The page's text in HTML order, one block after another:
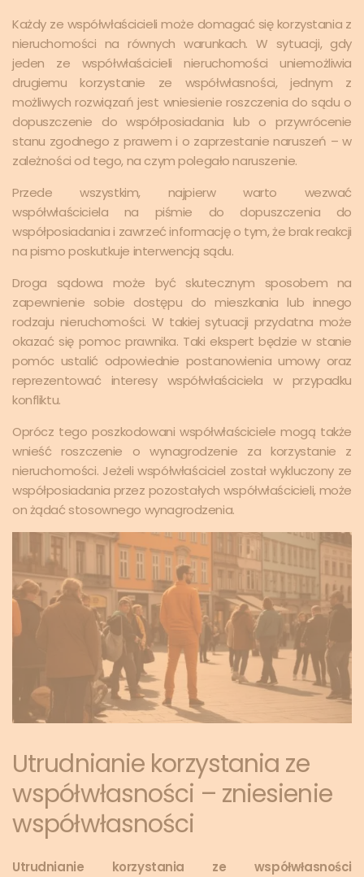
Każdy ze współwłaścicieli może domagać się korzystania z
nieruchomości na równych warunkach. W sytuacji, gdy
jeden ze współwłaścicieli nieruchomości uniemożliwia
drugiemu korzystanie ze współwłasności, jednym z
możliwych rozwiązań jest wniesienie roszczenia do sądu o
dopuszczenie do współposiadania lub o przywrócenie
stanu zgodnego z prawem i o zaprzestanie naruszeń – w
zależności od tego, na czym polegało naruszenie.
Przede wszystkim, najpierw warto wezwać
współwłaściciela na piśmie do dopuszczenia do
współposiadania i zawrzeć informację o tym, że brak reakcji
na pismo poskutkuje interwencją sądu.
Droga sądowa może być skutecznym sposobem na
zapewnienie sobie dostępu do mieszkania lub innego
rodzaju nieruchomości. W takiej sytuacji przydatna może
okazać się pomoc prawnika. Taki ekspert będzie w stanie
pomóc ustalić odpowiednie postanowienia umowy oraz
reprezentować interesy współwłaściciela w przypadku
konfliktu.
Oprócz tego poszkodowani współwłaściciele mogą także
wnieść roszczenie o wynagrodzenie za korzystanie z
nieruchomości. Jeżeli współwłaściciel został wykluczony ze
współposiadania przez pozostałych współwłaścicieli, może
on żądać stosownego wynagrodzenia.
Utrudnianie korzystania ze
współwłasności – zniesienie
współwłasności
Utrudnianie korzystania ze współwłasności